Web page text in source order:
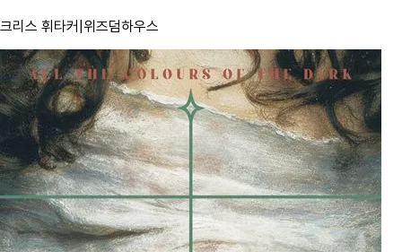
크리스 휘타커 위즈덤하우스